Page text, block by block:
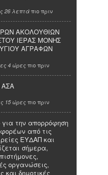
26 λεπτάπιο πριν
ΑΚΟΛΟΥΘΙΩΝ
ΙΕΡΑΣ ΜΟΝΗΣ
ΑΓΡΑΦΩΝ
4 ώρεςπιο πριν
15 ώρες πιο πριν
για την απορρόφηση
από τις
ΕΥΔΑΠ και
σήμερα,
οργανώσεις,
και δημοτικές